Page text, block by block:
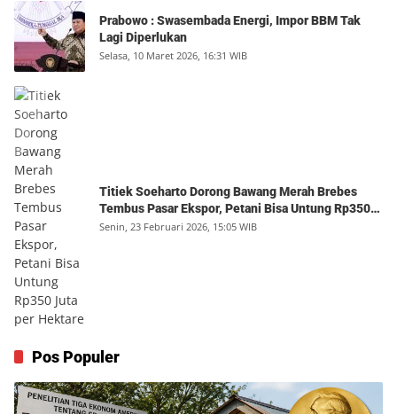
Prabowo : Swasembada Energi, Impor BBM Tak
Lagi Diperlukan
Selasa, 10 Maret 2026, 16:31 WIB
Titiek Soeharto Dorong Bawang Merah Brebes
Tembus Pasar Ekspor, Petani Bisa Untung Rp350
Juta per Hektare
Senin, 23 Februari 2026, 15:05 WIB
Pos Populer